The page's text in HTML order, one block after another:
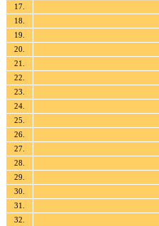
17.
18.
19.
20.
21.
22.
23.
24.
25.
26.
27.
28.
29.
30.
31.
32.